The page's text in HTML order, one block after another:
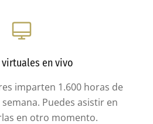
virtuales en vivo
imparten 1.600 horas de
Puedes asistir en
en otro momento.